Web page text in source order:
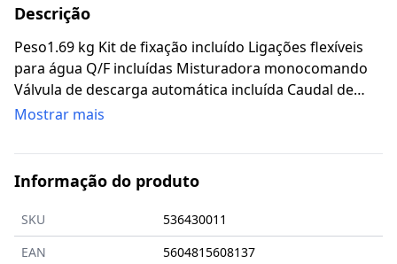
Descrição
Peso1.69 kg Kit de fixação incluído Ligações flexíveis
para água Q/F incluídas Misturadora monocomando
Válvula de descarga automática incluída Caudal de
água a 3 Bar - 12.5L/min Tipologia de Instalação: Para
Mostrar mais
Informação do produto
SKU
536430011
EAN
5604815608137